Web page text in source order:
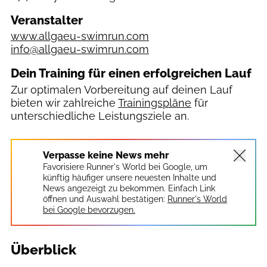
Veranstalter
www.allgaeu-swimrun.com
info@allgaeu-swimrun.com
Dein Training für einen erfolgreichen Lauf
Zur optimalen Vorbereitung auf deinen Lauf
bieten wir zahlreiche Trainingspläne für
unterschiedliche Leistungsziele an.
Verpasse keine News mehr
Favorisiere Runner's World bei Google, um
künftig häufiger unsere neuesten Inhalte und
News angezeigt zu bekommen. Einfach Link
öffnen und Auswahl bestätigen: Runner's World
bei Google bevorzugen.
Überblick